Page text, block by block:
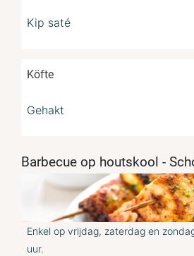
Kip saté
Köfte
Gehakt
Barbecue op houtskool -
Enkel op vrijdag, zaterdag en
uur.